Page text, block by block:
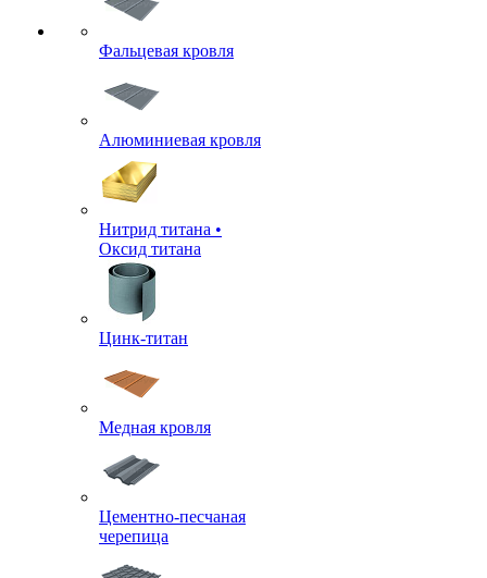
Фальцевая кровля
Алюминиевая кровля
Нитрид титана •
Оксид титана
Цинк-титан
Медная кровля
Цементно-песчаная
черепица